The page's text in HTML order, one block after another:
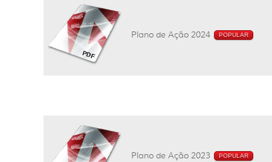
Plano de Ação 2024 POPULAR
Plano de Ação 2023 POPULAR